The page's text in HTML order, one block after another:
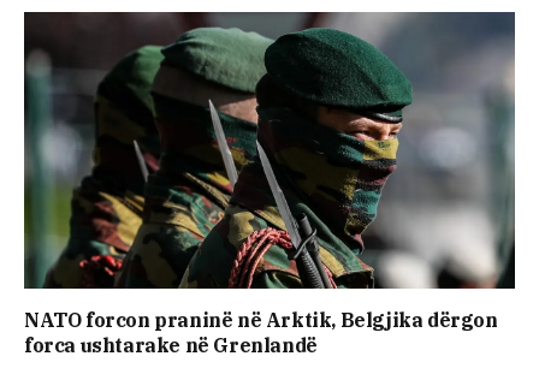
NATO forcon praninë në Arktik, Belgjika dërgon
forca ushtarake në Grenlandë